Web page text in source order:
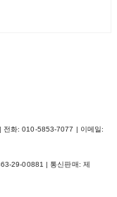
전화: 010-5853-7077 | 이메일:
29-00881 | 통신판매: 제